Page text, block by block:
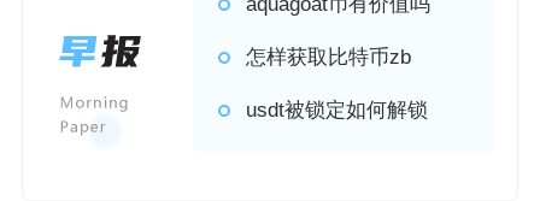
怎样获取比特币zb
usdt被锁定如何解锁